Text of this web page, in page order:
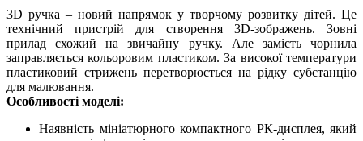
3D ручка – новий напрямок у творчому розвитку дітей. Це
технічний пристрій для створення 3D-зображень. Зовні
прилад схожий на звичайну ручку. Але замість чорнила
заправляється кольоровим пластиком. За високої температури
пластиковий стрижень перетворюється на рідку субстанцію
для малювання.
Особливості моделі:
Наявність мініатюрного компактного РК-дисплея, який